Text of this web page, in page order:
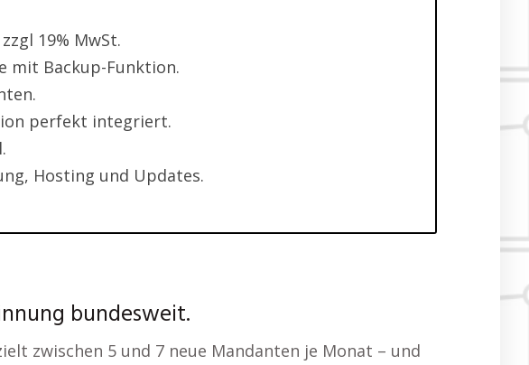
19% MwSt.
mit Backup-Funktion.
perfekt integriert.
Hosting und Updates.
bundesweit.
zwischen 5 und 7 neue Mandanten je Monat – und